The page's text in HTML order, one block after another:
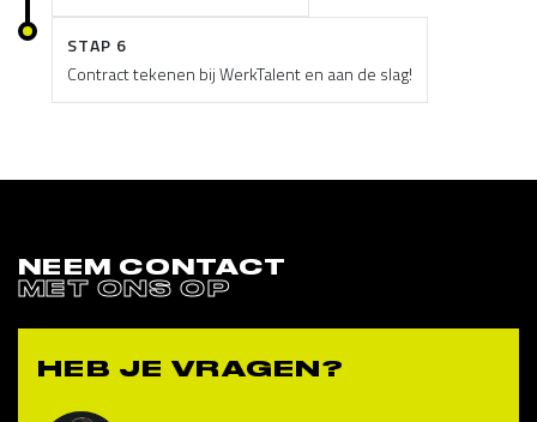
STAP 6
Contract tekenen bij WerkTalent en aan de slag!
NEEM CONTACT
MET ONS OP
HEB JE VRAGEN?